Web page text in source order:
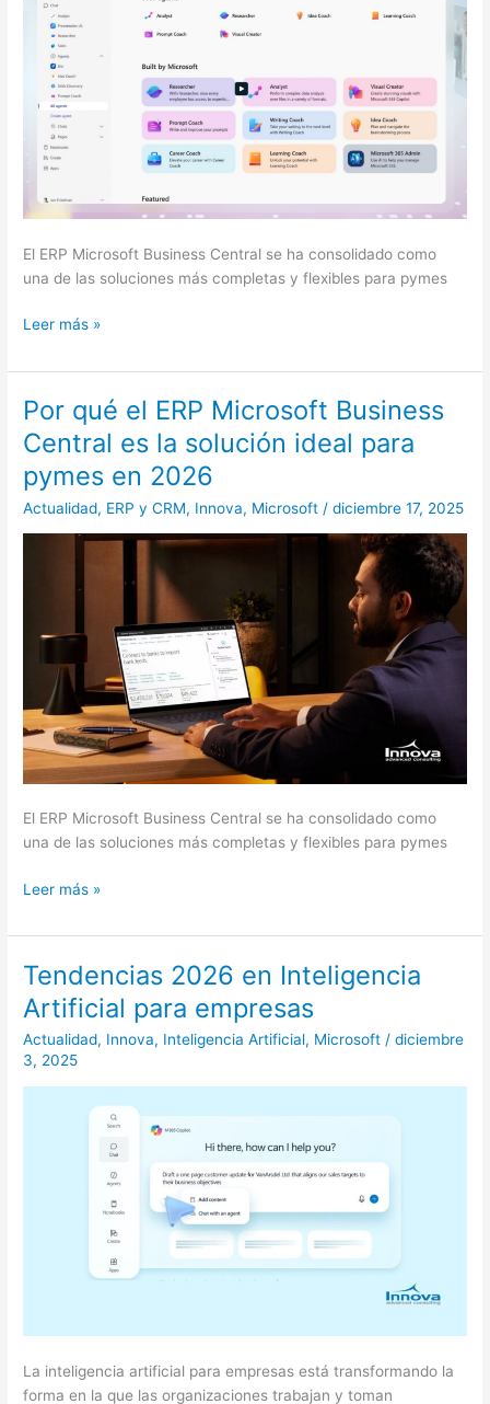
El ERP Microsoft Business Central se ha consolidado como
una de las soluciones más completas y flexibles para pymes
trabajo
inteligentes
empresas
Leer más »
Por qué el ERP Microsoft Business
Central es la solución ideal para
pymes en 2026
Actualidad, ERP y CRM, Innova, Microsoft /diciembre 17, 2025
El ERP Microsoft Business Central se ha consolidado como
una de las soluciones más completas y flexibles para pymes
Por
qué
el
ERP
Microsoft
pymes
2026
Leer más »
Tendencias 2026 en Inteligencia
Artificial para empresas
Actualidad, Innova, Inteligencia Artificial, Microsoft /diciembre
3, 2025
La inteligencia artificial para empresas está transformando la
forma en la que las organizaciones trabajan y toman
Tendencias
2026
en
Inteligencia
Artificial
para
empresas